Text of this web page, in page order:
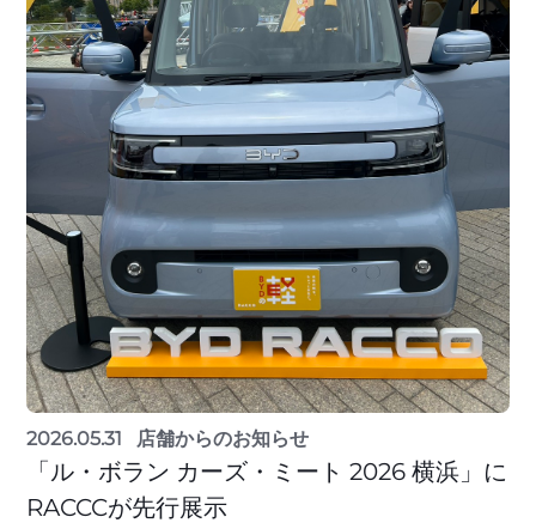
2026.05.31 店舗からのお知らせ
「ル・ボラン カーズ・ミート 2026 横浜」に
RACCCが先行展示